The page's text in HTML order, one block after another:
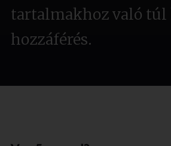
tartalmakhoz való túl
hozzáférés.